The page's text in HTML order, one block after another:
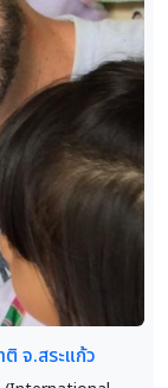
จ.สระแก้ว